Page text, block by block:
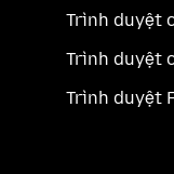
Trình duyệt
Trình duyệt
Trình duyệt